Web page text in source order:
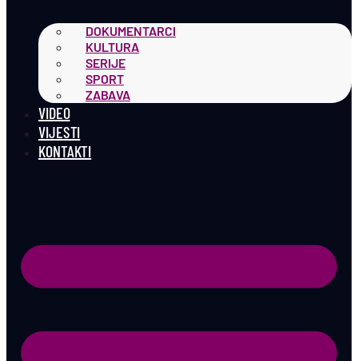
DOKUMENTARCI
KULTURA
SERIJE
SPORT
ZABAVA
VIDEO
VIJESTI
KONTAKTI